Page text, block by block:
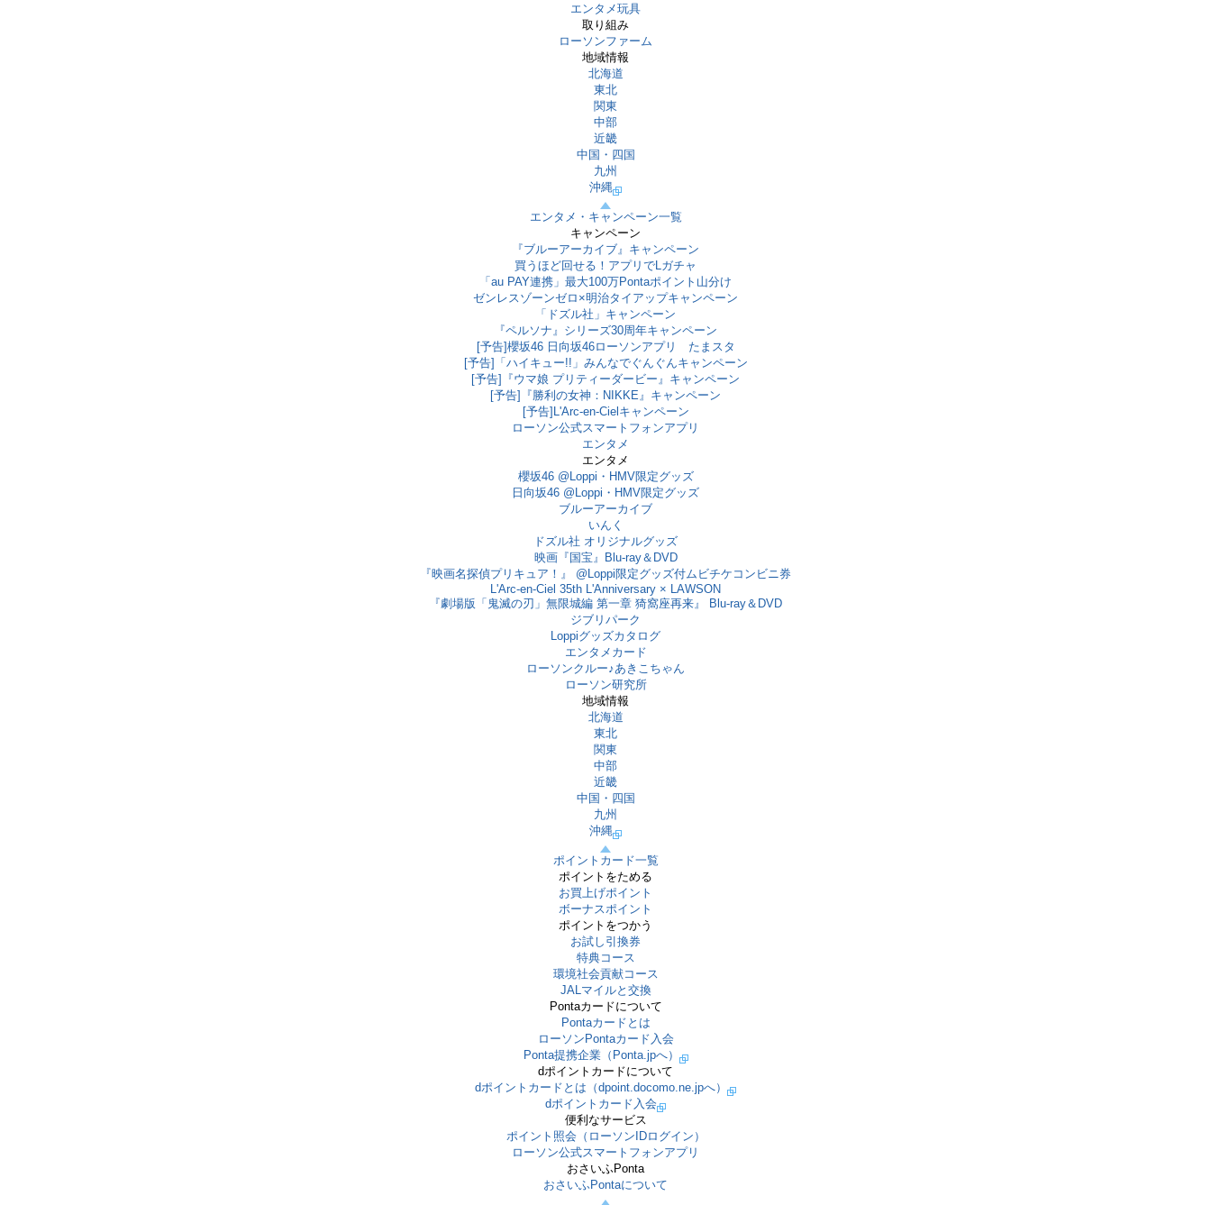
エンタメ玩具
取り組み
ローソンファーム
地域情報
北海道
東北
関東
中部
近畿
中国・四国
九州
沖縄
エンタメ・キャンペーン一覧
キャンペーン
『ブルーアーカイブ』キャンペーン
買うほど回せる！アプリでLガチャ
「au PAY連携」最大100万Pontaポイント山分け
ゼンレスゾーンゼロ×明治タイアップキャンペーン
「ドズル社」キャンペーン
『ペルソナ』シリーズ30周年キャンペーン
[予告]櫻坂46 日向坂46ローソンアプリ たまスタ
[予告]「ハイキュー!!」みんなでぐんぐんキャンペーン
[予告]『ウマ娘 プリティーダービー』キャンペーン
[予告]『勝利の女神：NIKKE』キャンペーン
[予告]L'Arc-en-Cielキャンペーン
ローソン公式スマートフォンアプリ
エンタメ
エンタメ
櫻坂46 @Loppi・HMV限定グッズ
日向坂46 @Loppi・HMV限定グッズ
ブルーアーカイブ
いんく
ドズル社 オリジナルグッズ
映画『国宝』Blu-ray＆DVD
『映画名探偵プリキュア！』 @Loppi限定グッズ付ムビチケコンビニ券
L'Arc-en-Ciel 35th L'Anniversary × LAWSON
『劇場版「鬼滅の刃」無限城編 第一章 猗窩座再来』 Blu-ray＆DVD
ジブリパーク
Loppiグッズカタログ
エンタメカード
ローソンクルー♪あきこちゃん
ローソン研究所
地域情報
北海道
東北
関東
中部
近畿
中国・四国
九州
沖縄
ポイントカード一覧
ポイントをためる
お買上げポイント
ボーナスポイント
ポイントをつかう
お試し引換券
特典コース
環境社会貢献コース
JALマイルと交換
Pontaカードについて
Pontaカードとは
ローソンPontaカード入会
Ponta提携企業（Ponta.jpへ）
dポイントカードについて
dポイントカードとは（dpoint.docomo.ne.jpへ）
dポイントカード入会
便利なサービス
ポイント照会（ローソンIDログイン）
ローソン公式スマートフォンアプリ
おさいふPonta
おさいふPontaについて